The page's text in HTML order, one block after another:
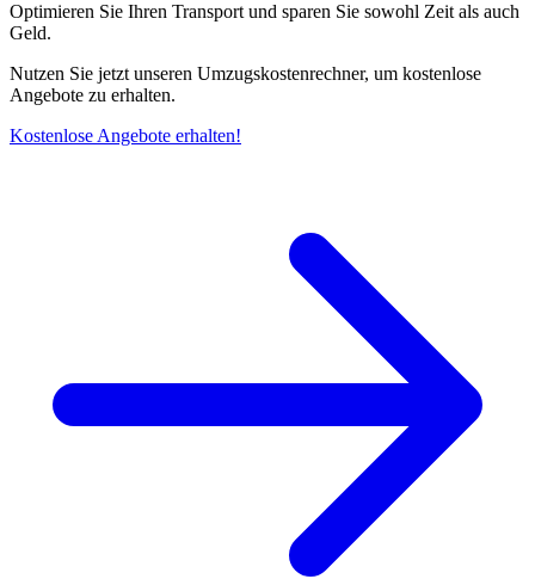
Optimieren Sie Ihren Transport und sparen Sie sowohl Zeit als auch
Geld.
Nutzen Sie jetzt unseren Umzugskostenrechner, um kostenlose
Angebote zu erhalten.
Kostenlose Angebote erhalten!